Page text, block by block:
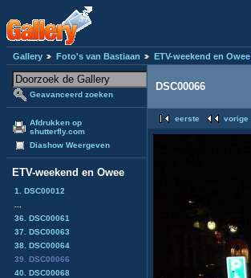
Gallery Foto's van Bastiaan ETV-weekend en Owee
Geavanceerd zoeken
Afdrukken op
shutterfly.com
Diashow Weergeven
ETV-weekend en Owee
1. DSC00012
36. DSC00061
37. DSC00063
38. DSC00064
39. DSC00066
40. DSC00068
DSC00066
eerste vorige